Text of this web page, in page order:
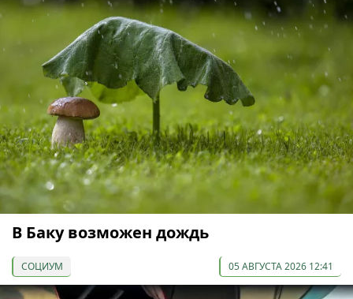
В Баку возможен дождь
СОЦИУМ 05 АВГУСТА 2026 12:41